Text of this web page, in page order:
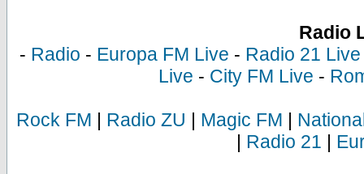
Radio
- Radio - Europa FM Live - Radio 21 Live
Live - City FM Live -
Rock FM | Radio ZU | Magic FM |
| Radio 21 |